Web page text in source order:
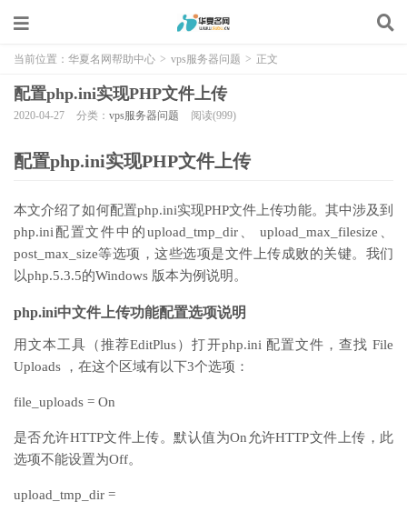
当前位置： 华夏名网帮助中心 > vps服务器问题 > 正文
配置php.ini实现PHP文件上传
2020-04-27 分类： vps服务器问题 阅读(999)
配置php.ini实现PHP文件上传
本文介绍了如何配置php.ini实现PHP文件上传功能。其中涉及到
php.ini配置文件中的upload_tmp_dir、 upload_max_filesize、
post_max_size等选项，这些选项是文件上传成败的关键。我们
以php.5.3.5的Windows 版本为例说明。
php.ini中文件上传功能配置选项说明
用文本工具（推荐EditPlus）打开php.ini 配置文件，查找 File
Uploads ，在这个区域有以下3个选项：
file_uploads = On
是否允许HTTP文件上传。默认值为On允许HTTP文件上传，此
选项不能设置为Off。
upload_tmp_dir =